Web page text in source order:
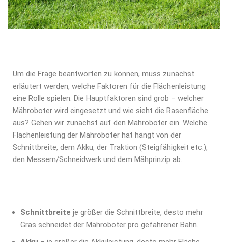
Um die Frage beantworten zu können, muss zunächst
erläutert werden, welche Faktoren für die Flächenleistung
eine Rolle spielen. Die Hauptfaktoren sind grob – welcher
Mähroboter wird eingesetzt und wie sieht die Rasenfläche
aus? Gehen wir zunächst auf den Mähroboter ein. Welche
Flächenleistung der Mähroboter hat hängt von der
Schnittbreite, dem Akku, der Traktion (Steigfähigkeit etc.),
den Messern/Schneidwerk und dem Mähprinzip ab.
Schnittbreite je größer die Schnittbreite, desto mehr
Gras schneidet der Mähroboter pro gefahrener Bahn.